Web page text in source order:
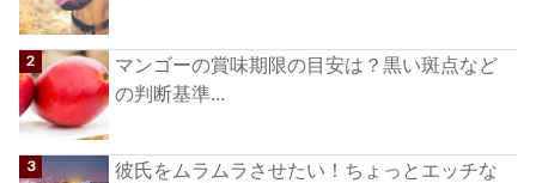
マンゴーの賞味期限の目安は？黒い斑点など
の判断基準...
彼氏をムラムラさせたい！ちょっとエッチな